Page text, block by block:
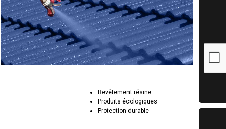
Revêtement résine
Produits écologiques
Protection durable